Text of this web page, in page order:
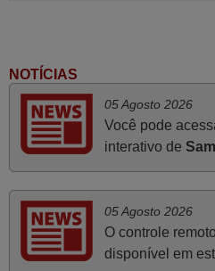
emparelhamento com a
Funciona na perfeição.
produto e este site.
Ótimo produto!! Não precisa
programação. Recomendo
NOTÍCIAS
05 Agosto 2026
Você pode
interativo de
05 Agosto 2026
O controle remoto
disponível em